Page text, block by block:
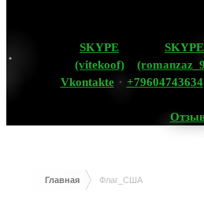
SKYPE
(vitekoof)
SKYPE
Vkontakte
+79604743634
Главная Флаг_США